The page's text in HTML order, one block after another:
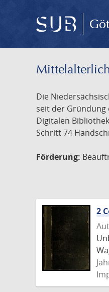
Die
seit der Gründung
Digitalen
Schritt 74
Förderung:
2